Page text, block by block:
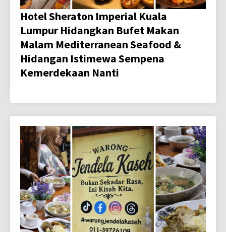
Hotel Sheraton Imperial Kuala
Lumpur Hidangkan Bufet Makan
Malam Mediterranean Seafood &
Hidangan Istimewa Sempena
Kemerdekaan Nanti